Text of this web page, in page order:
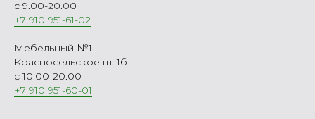
с 9.00-20.00
+7 910 951-61-02
Мебельный №1
Красносельское ш. 1б
с 10.00-20.00
+7 910 951-60-01